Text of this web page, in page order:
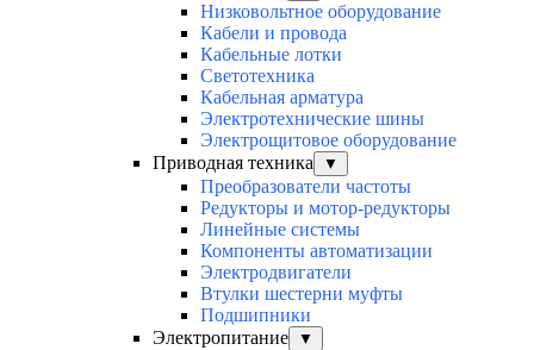
Низковольтное оборудование
Кабели и провода
Кабельные лотки
Светотехника
Кабельная арматура
Электротехнические шины
Электрощитовое оборудование
Приводная техника
▼
Преобразователи частоты
Редукторы и мотор-редукторы
Линейные системы
Компоненты автоматизации
Электродвигатели
Втулки шестерни муфты
Подшипники
Электропитание
▼